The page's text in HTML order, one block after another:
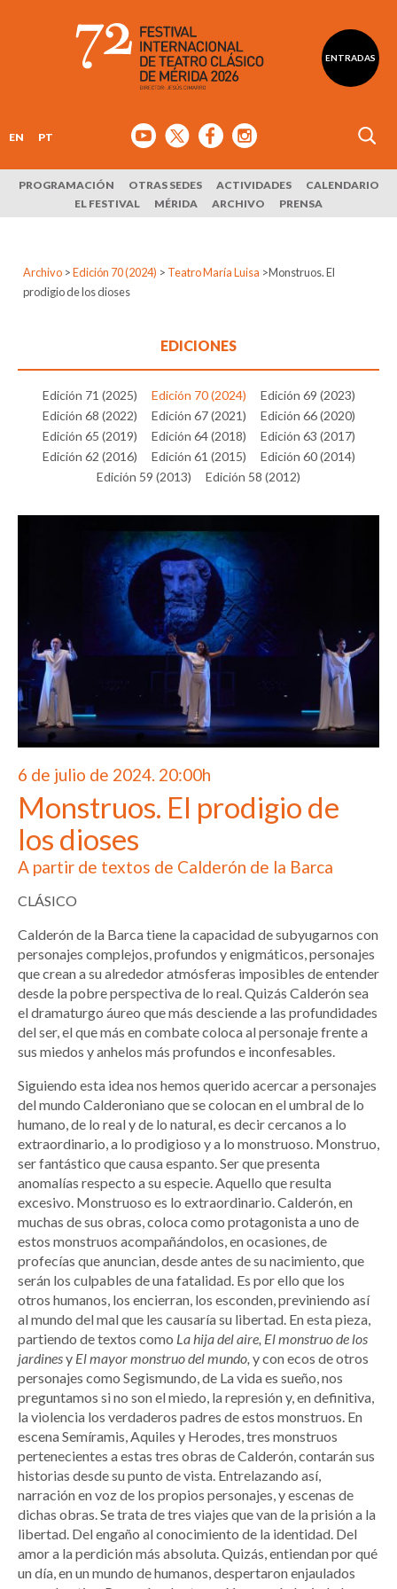
ENTRADAS
EN PT
PROGRAMACIÓN OTRAS SEDES ACTIVIDADES
CALENDARIO
EL FESTIVAL
MÉRIDA ARCHIVO PRENSA
Archivo > Edición 70 (2024) > Teatro María Luisa >Monstruos. El
prodigio de los dioses
EDICIONES
Edición 71 (2025) Edición 70 (2024)
Edición 69 (2023)
Edición 68 (2022)
Edición 67 (2021)
Edición 66 (2020)
Edición 65 (2019)
Edición 64 (2018)
Edición 63 (2017)
Edición 62 (2016)
Edición 61 (2015)
Edición 60 (2014)
Edición 59 (2013)
Edición 58 (2012)
6 de julio de 2024. 20:00h
Monstruos. El prodigio de
los dioses
A partir de textos de Calderón de la Barca
CLÁSICO
Calderón de la Barca tiene la capacidad de subyugarnos con
personajes complejos, profundos y enigmáticos, personajes
que crean a su alrededor atmósferas imposibles de entender
desde la pobre perspectiva de lo real. Quizás Calderón sea
el dramaturgo áureo que más desciende a las profundidades
del ser, el que más en combate coloca al personaje frente a
sus miedos y anhelos más profundos e inconfesables.
Siguiendo esta idea nos hemos querido acercar a personajes
del mundo Calderoniano que se colocan en el umbral de lo
humano, de lo real y de lo natural, es decir cercanos a lo
extraordinario, a lo prodigioso y a lo monstruoso. Monstruo,
ser fantástico que causa espanto. Ser que presenta
anomalías respecto a su especie. Aquello que resulta
excesivo. Monstruoso es lo extraordinario. Calderón, en
muchas de sus obras, coloca como protagonista a uno de
estos monstruos acompañándolos, en ocasiones, de
profecías que anuncian, desde antes de su nacimiento, que
serán los culpables de una fatalidad. Es por ello que los
otros humanos, los encierran, los esconden, previniendo así
al mundo del mal que les causaría su libertad. En esta pieza,
partiendo de textos como La hija del aire, El monstruo de los
jardinesy El mayor monstruo del mundo, y con ecos de otros
personajes como Segismundo, de La vida es sueño, nos
preguntamos si no son el miedo, la represión y, en definitiva,
la violencia los verdaderos padres de estos monstruos. En
escena Semíramis, Aquiles y Herodes, tres monstruos
pertenecientes a estas tres obras de Calderón, contarán sus
historias desde su punto de vista. Entrelazando así,
narración en voz de los propios personajes, y escenas de
dichas obras. Se trata de tres viajes que van de la prisión a la
libertad. Del engaño al conocimiento de la identidad. Del
amor a la perdición más absoluta. Quizás, entiendan por qué
un día, en un mundo de humanos, despertaron enjaulados